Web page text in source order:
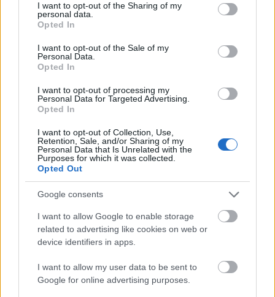
not limited to your visit or usage behaviour. You may click to
grant or deny consent to Google and its third-party tags to
use your data for below specified purposes in below Google
consent section.
I want to opt-out of the Sharing of my
personal data.
Opted In
I want to opt-out of the Sale of my
Personal Data.
Opted In
I want to opt-out of processing my
Personal Data for Targeted Advertising.
Opted In
I want to opt-out of Collection, Use,
Retention, Sale, and/or Sharing of my
Personal Data that Is Unrelated with the
Purposes for which it was collected.
Opted Out
Google consents
I want to allow Google to enable storage
related to advertising like cookies on web or
device identifiers in apps.
I want to allow my user data to be sent to
Google for online advertising purposes.
Ningkatkeun Kaséhatan
Kardiovaskular
Latihan elips mangrupikeun cara anu pangsaéna
pikeun ningkatkeun kaséhatan kardiovaskular. Éta
ngalibetkeun jantung sareng paru-paru, anu
ngarah kana efisiensi anu langkung saé.
Panggunaan rutin nguatkeun organ-organ ieu,
mastikeun sirkulasi sareng pangiriman oksigén anu
langkung saé.
Bentuk latihan ieu ngabantosan ngawangun
stamina sareng daya tahan. Naha anjeun langkung
resep kardio dina kaayaan ajeg atanapi latihan
kabutuhan anjeun. Éta ngamungkinkeun anjeun
pikeun ngaropea latihan anjeun, anu bakal
nguntungkeun kaséhatan kardiovaskular anjeun